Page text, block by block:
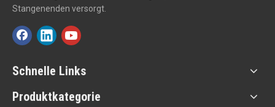
Stangenenden versorgt.
Schnelle Links
Produktkategorie